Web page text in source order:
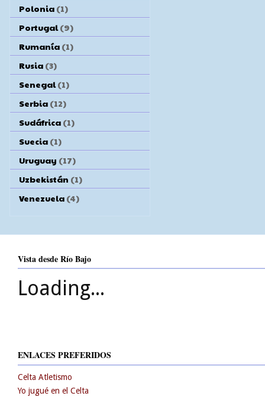
Polonia (1)
Portugal (9)
Rumanía (1)
Rusia (3)
Senegal (1)
Serbia (12)
Sudáfrica (1)
Suecia (1)
Uruguay (17)
Uzbekistán (1)
Venezuela (4)
Vista desde Río Bajo
Loading...
ENLACES PREFERIDOS
Celta Atletismo
Yo jugué en el Celta